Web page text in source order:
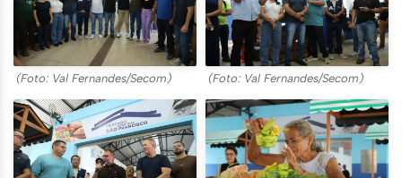
(Foto: Val Fernandes/Secom) (Foto: Val Fernandes/Secom)